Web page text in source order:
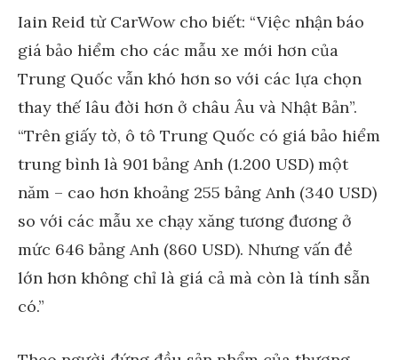
Iain Reid từ CarWow cho biết: “Việc nhận báo
giá bảo hiểm cho các mẫu xe mới hơn của
Trung Quốc vẫn khó hơn so với các lựa chọn
thay thế lâu đời hơn ở châu Âu và Nhật Bản”.
“Trên giấy tờ, ô tô Trung Quốc có giá bảo hiểm
trung bình là 901 bảng Anh (1.200 USD) một
năm – cao hơn khoảng 255 bảng Anh (340 USD)
so với các mẫu xe chạy xăng tương đương ở
mức 646 bảng Anh (860 USD). Nhưng vấn đề
lớn hơn không chỉ là giá cả mà còn là tính sẵn
có.”